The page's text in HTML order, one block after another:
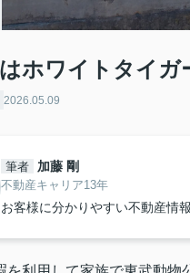
ホワイトタイガ
2026.05.09
筆者 加藤 剛
不動産キャリア13年
お客様に分かりやすい不動産情